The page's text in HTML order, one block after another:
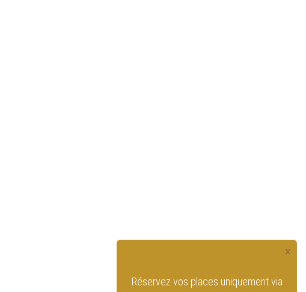
×
Réservez vos places uniquement via
Retrouvez le Cirque Royal de